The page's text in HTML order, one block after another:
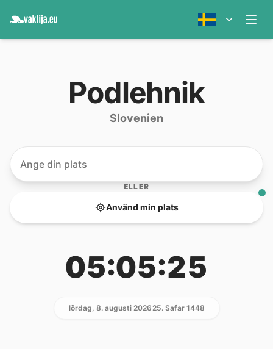
Podlehnik
Slovenien
ELLER
Använd min plats
05:05:25
lördag, 8. augusti 202625. Safar 1448